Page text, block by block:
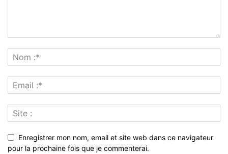
Enregistrer mon nom, email et site web dans ce navigateur
pour la prochaine fois que je commenterai.